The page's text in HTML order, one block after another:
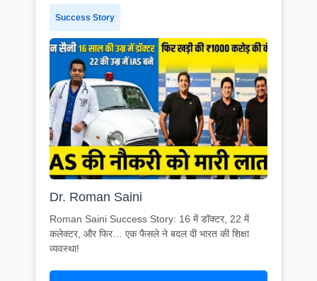
Success Story
Dr. Roman Saini
Roman Saini Success Story: 16 में डॉक्टर, 22 में
कलेक्टर, और फिर… एक फैसले ने बदल दी भारत की शिक्षा
व्यवस्था!